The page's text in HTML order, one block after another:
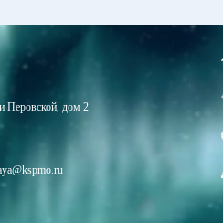
Перовской, дом 2